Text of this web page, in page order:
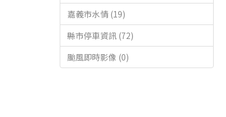
嘉義市水情 (19)
縣市停車資訊 (72)
颱風即時影像 (0)